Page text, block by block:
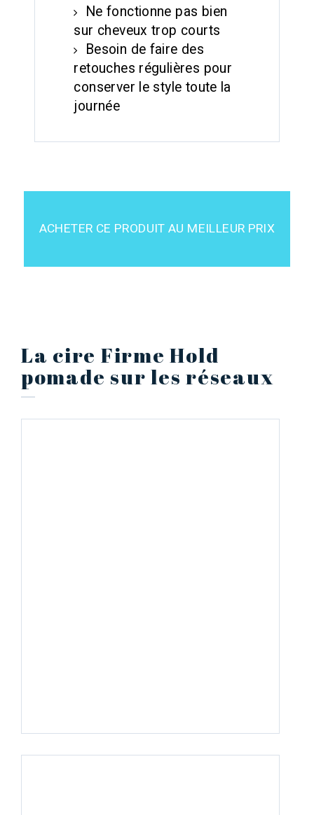
Ne fonctionne pas bien
sur cheveux trop courts
Besoin de faire des
retouches régulières pour
conserver le style toute la
journée
ACHETER CE PRODUIT AU MEILLEUR PRIX
La cire Firme Hold
pomade sur les réseaux